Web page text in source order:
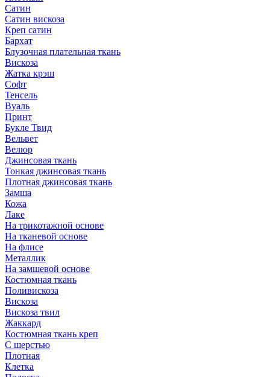
Сатин
Сатин вискоза
Креп сатин
Бархат
Блузочная плательная ткань
Вискоза
Жатка крэш
Софт
Тенсель
Вуаль
Принт
Букле Твид
Вельвет
Велюр
Джинсовая ткань
Тонкая джинсовая ткань
Плотная джинсовая ткань
Замша
Кожа
Лаке
На трикотажной основе
На тканевой основе
На флисе
Металлик
На замшевой основе
Костюмная ткань
Поливискоза
Вискоза
Вискоза твил
Жаккард
Костюмная ткань креп
С шерстью
Плотная
Клетка